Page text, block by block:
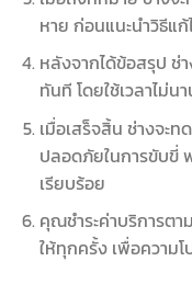
หาย ก่อนแนะนำวิธีแ
หลังจากได้ข้อสรุป ช่
ทันที โดยใช้เวลาไม่
เมื่อเสร็จสิ้น ช่างจะ
ปลอดภัยในการขับขี่
เรียบร้อย
คุณชำระค่าบริการตา
ให้ทุกครั้ง เพื่อความ